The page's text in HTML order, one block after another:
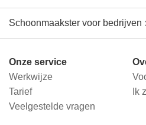
Schoonmaakster voor bedrijven
Onze service
Werkwijze
Tarief
Veelgestelde vragen
Ik